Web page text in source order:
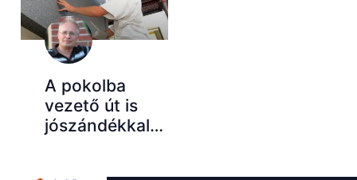
A pokolba
vezető út is
jószándékkal…